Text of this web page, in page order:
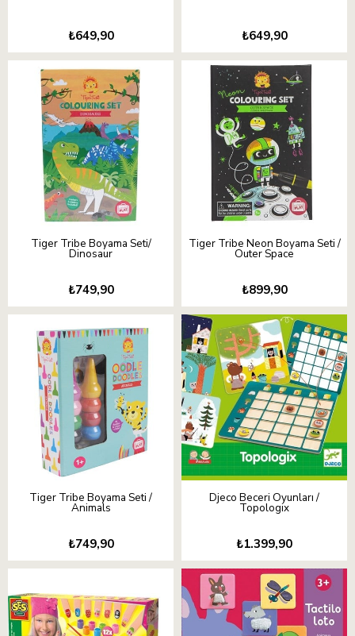
₺649,90 ₺649,90
Tiger Tribe Boyama Seti/
Dinosaur
₺749,90
Tiger Tribe Neon Boyama Seti /
Outer Space
₺899,90
Tiger Tribe Boyama Seti /
Animals
₺749,90
Djeco Beceri Oyunları /
Topologix
₺1.399,90